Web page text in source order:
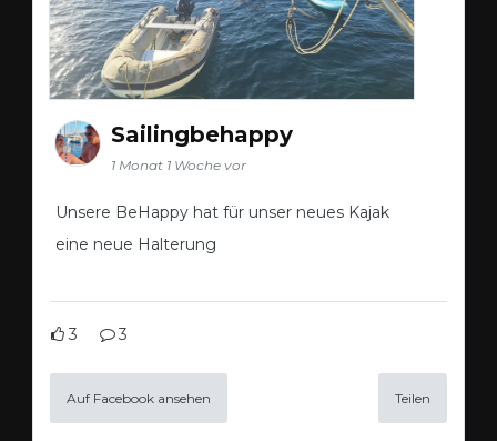
Sailingbehappy
1 Monat 1 Woche vor
Unsere BeHappy hat für unser neues Kajak
eine neue Halterung
3 3
Auf Facebook ansehen Teilen